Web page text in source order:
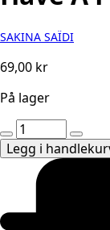
SAKINA SAÏDI
69,00 kr
På lager
Have
A
Fun
Birthday
Legg i